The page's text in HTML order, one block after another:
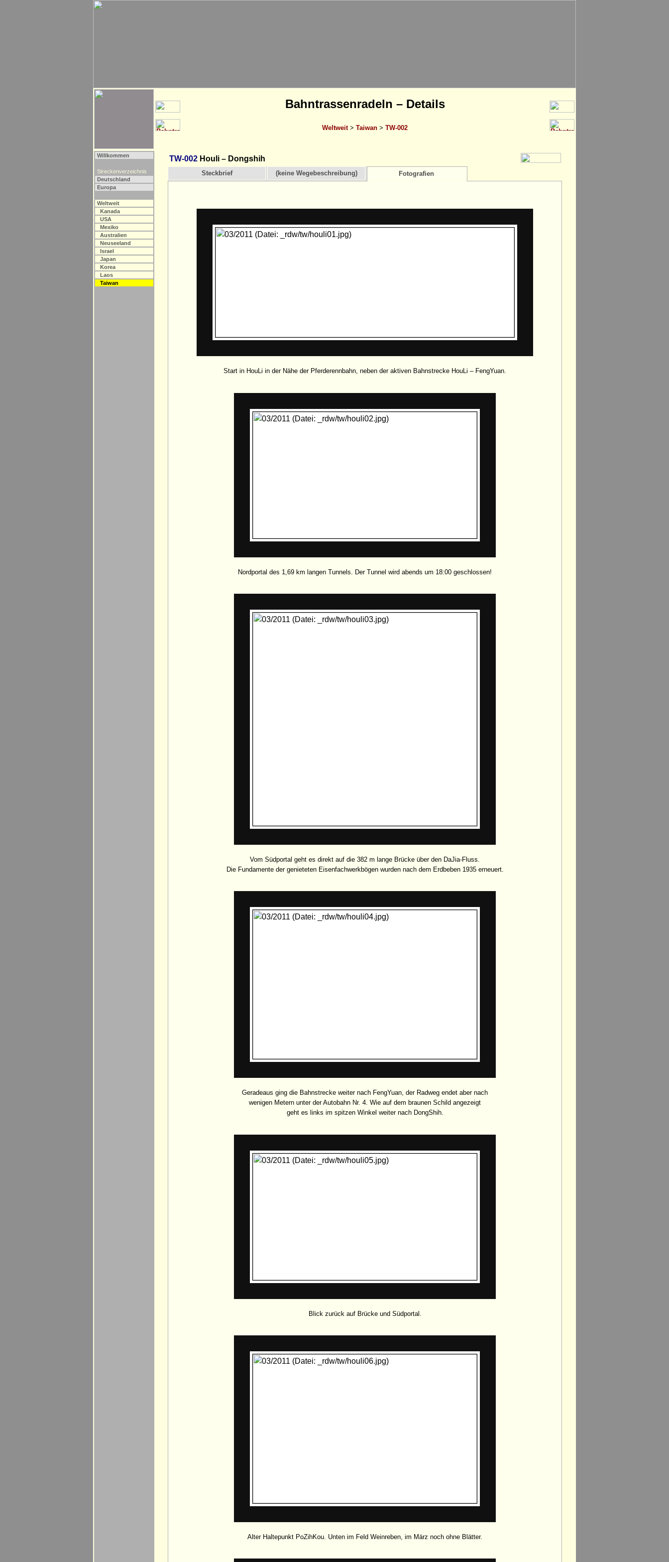
Bahntrassenradeln – Details
Weltweit> Taiwan > TW-002
Willkommen
Streckenverzeichnis
Deutschland
Europa
Weltweit
Kanada
USA
Mexiko
Australien
Neuseeland
Israel
Japan
Korea
Laos
Taiwan
TW-002 Houli – Dongshih
Steckbrief (keine Wegebeschreibung) Fotografien
Start in HouLi in der Nähe der Pferderennbahn, neben der aktiven Bahnstrecke HouLi – FengYuan.
Nordportal des 1,69 km langen Tunnels. Der Tunnel wird abends um 18:00 geschlossen!
Vom Südportal geht es direkt auf die 382 m lange Brücke über den DaJia-Fluss.
Die Fundamente der genieteten Eisenfachwerkbögen wurden nach dem Erdbeben 1935 erneuert.
Geradeaus ging die Bahnstrecke weiter nach FengYuan, der Radweg endet aber nach
wenigen Metern unter der Autobahn Nr. 4. Wie auf dem braunen Schild angezeigt
geht es links im spitzen Winkel weiter nach DongShih.
Blick zurück auf Brücke und Südportal.
Alter Haltepunkt PoZihKou. Unten im Feld Weinreben, im März noch ohne Blätter.